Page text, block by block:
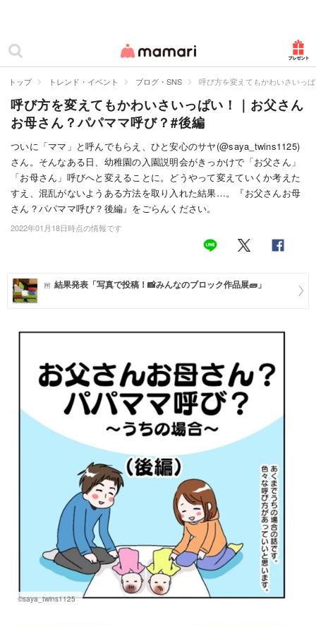
ママリ
カテゴリー一覧
妊娠
出産
赤ちゃん・育児
子育て・家族
病院
お仕事
トレンド・イベント
トップ トレンド・イベント ブログ・SNS 呼び方を変えてもかわいさいっ
呼び方を変えてもかわいさいっぱい！｜お父さん
お母さん？パパママ呼び？#後編
ついに「ママ」と呼んでもらえ、ひと安心のサヤ(@saya_twins1125)
さん。そんなある日、幼稚園の入園説明会がきっかけで「お父さん」
「お母さん」呼びへと変えることに。どうやって変えていくか考えた
すえ、混乱がないようある方法を取り入れた結果…。『お父さんお母
さん？パパママ呼び？後編』をごらんください。
2022年01月18日時点の情報です
結果発表「写真で投稿！📸みんなのブロック作品展🧱」
©saya_twins1125